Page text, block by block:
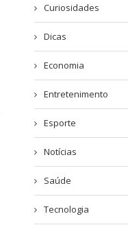
Curiosidades
Dicas
Economia
Entretenimento
Esporte
Notícias
Saúde
Tecnologia